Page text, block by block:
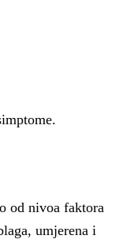
od nivoa faktora
umjerena i